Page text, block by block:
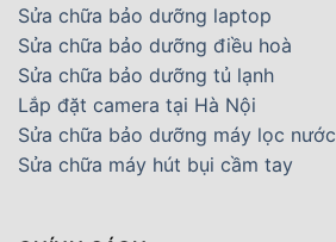
Sửa chữa bảo dưỡng laptop
Sửa chữa bảo dưỡng điều hoà
Sửa chữa bảo dưỡng tủ lạnh
Lắp đặt camera tại Hà Nội
Sửa chữa bảo dưỡng máy lọc nước
Sửa chữa máy hút bụi cầm tay